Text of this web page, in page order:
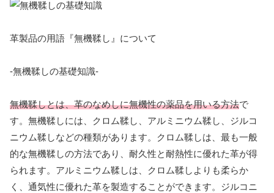
革製品の用語『無機鞣し』について
-無機鞣しの基礎知識-
無機鞣しとは、革のなめしに無機性の薬品を用いる方法で
す。無機鞣しには、クロム鞣し、アルミニウム鞣し、ジルコ
ニウム鞣しなどの種類があります。クロム鞣しは、最も一般
的な無機鞣しの方法であり、耐久性と耐熱性に優れた革が得
られます。アルミニウム鞣しは、クロム鞣しよりも柔らか
く、通気性に優れた革を製造することができます。ジルコニ